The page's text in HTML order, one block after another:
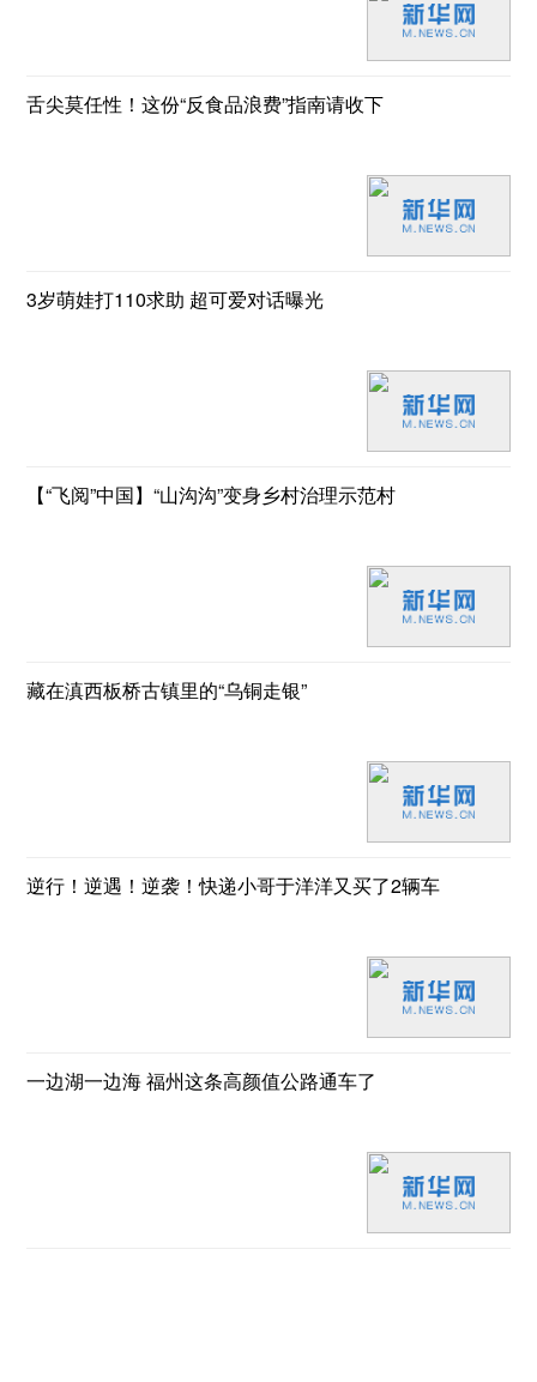
舌尖莫任性！这份“反食品浪费”指南请收下
3岁萌娃打110求助 超可爱对话曝光
【“飞阅”中国】“山沟沟”变身乡村治理示范村
藏在滇西板桥古镇里的“乌铜走银”
逆行！逆遇！逆袭！快递小哥于洋洋又买了2辆车
一边湖一边海 福州这条高颜值公路通车了